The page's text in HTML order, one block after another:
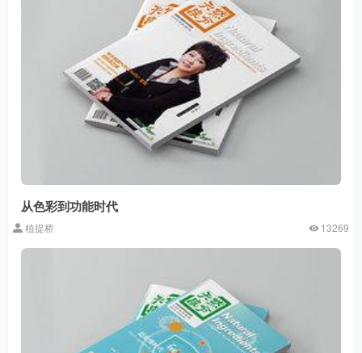
从色彩到功能时代
植提桥 13269